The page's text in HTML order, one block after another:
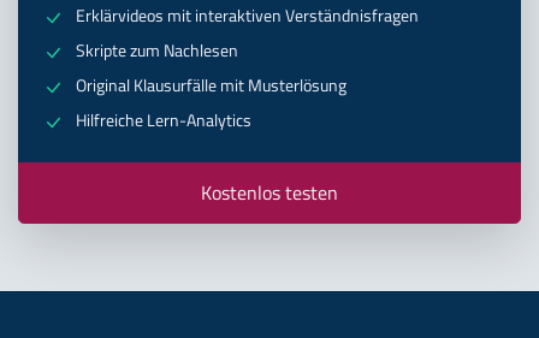
Erklärvideos mit interaktiven Verständnisfragen
Skripte zum Nachlesen
Original Klausurfälle mit Musterlösung
Hilfreiche Lern-Analytics
Kostenlos testen